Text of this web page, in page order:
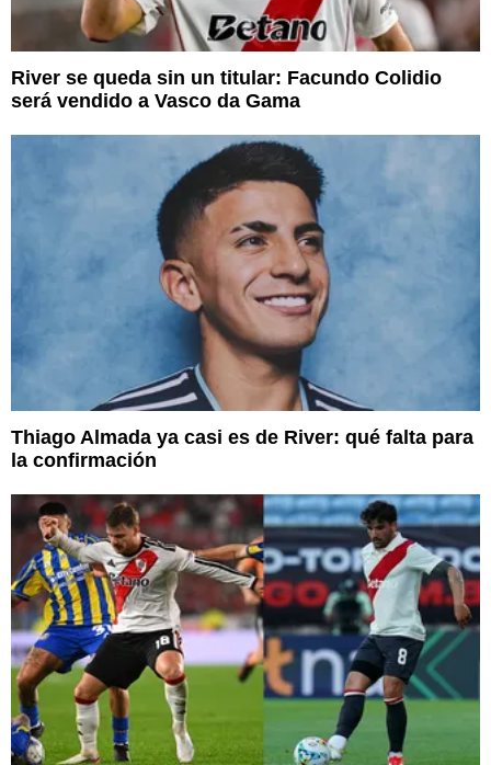
River se queda sin un titular: Facundo Colidio
será vendido a Vasco da Gama
Thiago Almada ya casi es de River: qué falta para
la confirmación